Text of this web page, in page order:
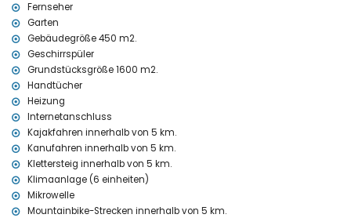
der Villa)
nächster Hafen: Aduanas del Mar, Jávea (innerhalb von 5
Kilometern von der Villa)
nächster Park: Montgó, Jávea (innerhalb von 5 Kilometern von der
Villa)
nächster Flughafen: Alicante (innerhalb von 100 Kilometern von der
Villa)
zweiter nächster Flughafen: Valencia (> 100 Kilometer)
nächster öffentlicher Verkehr: Bus innerhalb von 1000 Metern und
Zug innerhalb von 50 Kilometern
Haustiere sind nicht erlaubt
Die Unterkunft ist sehr gut für Familien mit Kindern geeignet
Einrichtungen und Dienstleistungen, die im Mietpreis der Villa
inbegriffen sind
Fernseher
Garten
Gebäudegröße 450 m2.
Geschirrspüler
Grundstücksgröße 1600 m2.
Handtücher
Heizung
Internetanschluss
Kajakfahren innerhalb von 5 km.
Kanufahren innerhalb von 5 km.
Klettersteig innerhalb von 5 km.
Klimaanlage (6 einheiten)
Mikrowelle
Mountainbike-Strecken innerhalb von 5 km.